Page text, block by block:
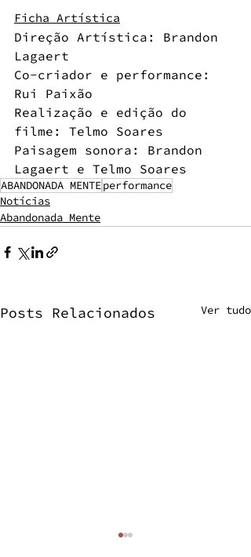
Ficha Artística
Direção Artística: Brandon
Lagaert
Co-criador e performance:
Rui Paixão
Realização e edição do
filme: Telmo Soares
Paisagem sonora: Brandon
Lagaert e Telmo Soares
ABANDONADA MENTEperformance
Notícias
Abandonada Mente
Posts Relacionados Ver tudo